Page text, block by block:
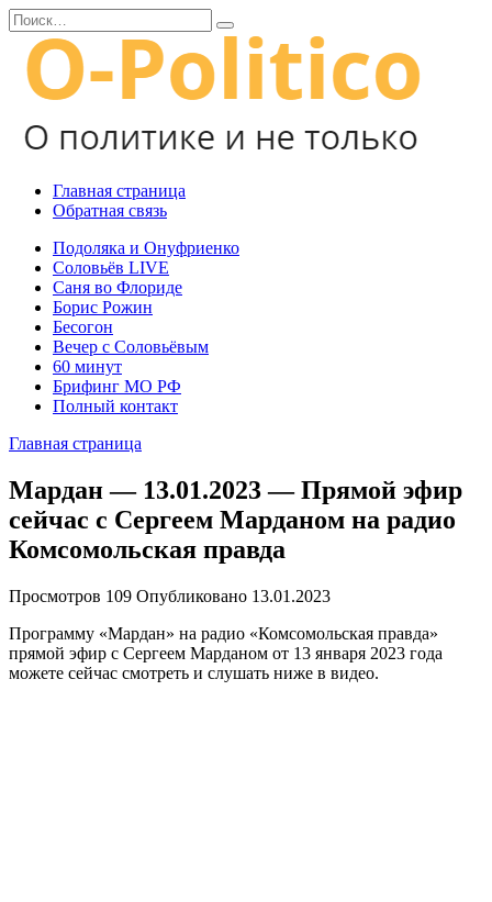
Перейти
к
содержанию
Search
for:
Главная страница
Обратная связь
Подоляка и Онуфриенко
Соловьёв LIVE
Саня во Флориде
Борис Рожин
Бесогон
Вечер с Соловьёвым
60 минут
Брифинг МО РФ
Полный контакт
Главная страница
Мардан — 13.01.2023 — Прямой эфир
сейчас с Сергеем Марданом на радио
Комсомольская правда
Просмотров 109 Опубликовано 13.01.2023
Программу «Мардан» на радио «Комсомольская правда»
прямой эфир с Сергеем Марданом от 13 января 2023 года
можете сейчас смотреть и слушать ниже в видео.